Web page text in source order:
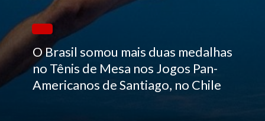
O Brasil somou mais duas medalhas
no Tênis de Mesa nos Jogos Pan-
Americanos de Santiago, no Chile